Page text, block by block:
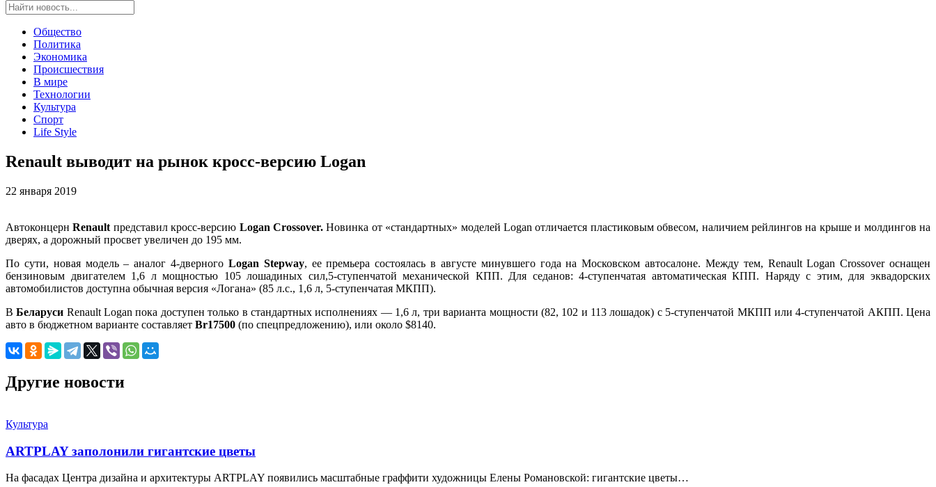
Общество
Политика
Экономика
Происшествия
В мире
Технологии
Культура
Спорт
Life Style
Renault выводит на рынок кросс-версию Logan
22 января 2019
АвтоконцернRenault представил кросс-версию Logan Crossover. Новинка от «стандартных» моделей Logan отличается пластиковым обвесом, наличием рейлингов на крыше и молдингов на
дверях, а дорожный просвет увеличен до 195 мм.
По сути, новая модель – аналог 4-дверного Logan Stepway, ее премьера состоялась в августе минувшего года на Московском автосалоне. Между тем, Renault Logan Crossover оснащен
бензиновым двигателем 1,6 л мощностью 105 лошадиных сил,5-ступенчатой механической КПП. Для седанов: 4-ступенчатая автоматическая КПП. Наряду с этим, для эквадорских
автомобилистов доступна обычная версия «Логана» (85 л.с., 1,6 л, 5-ступенчатая МКПП).
В Беларуси Renault Logan пока доступен только в стандартных исполнениях — 1,6 л, три варианта мощности (82, 102 и 113 лошадок) с 5-ступенчатой МКПП или 4-ступенчатой АКПП. Цена
авто в бюджетном варианте составляет Br17500 (по спецпредложению), или около $8140.
Другие новости
Культура
ARTPLAY заполонили гигантские цветы
На фасадах Центра дизайна и архитектуры ARTPLAY появились масштабные граффити художницы Елены Романовской: гигантские цветы…